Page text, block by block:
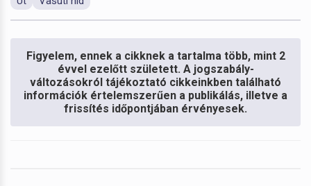
Figyelem, ennek a cikknek a tartalma több, mint 2
évvel ezelőtt született. A jogszabály-
változásokról tájékoztató cikkeinkben található
információk értelemszerűen a publikálás, illetve a
frissítés időpontjában érvényesek.